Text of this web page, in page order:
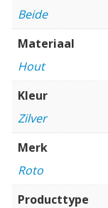
Beide
Materiaal
Hout
Kleur
Zilver
Merk
Roto
Producttype